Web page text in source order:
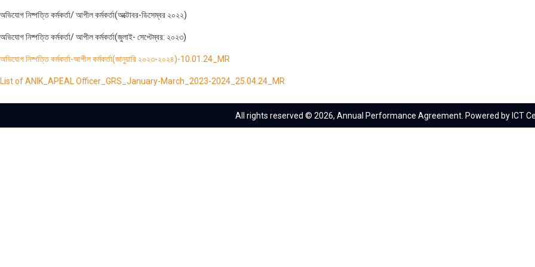
অভিযোগ নিষ্পত্তি কর্মকর্তা/ আপীল কর্মকর্তা(অক্টোবর-ডিসেম্বর ২০২২)
অভিযোগ নিষ্পত্তি কর্মকর্তা/ আপীল কর্মকর্তা(জুলাই- সেপ্টেম্বর: ২০২৩)
অভিযোগ নিষ্পত্তি কর্মকর্তা-আপীল কর্মকর্তা(জানুয়ারি ২০২৩-২০২৪)-10.01.24_MR
List of ANIK_APEAL Officer_GRS_January-March_2023-2024_25.04.24_MR
All rights reserved © 2026, Annual Performance Agreement. Powered by ICT